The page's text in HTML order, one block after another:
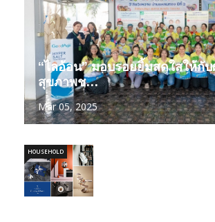
“ไลอ้อน” มอบรอยยิ้มสดใสให้กั
สุขภาพช…
Mar 05, 2025
HOUSEHOLD